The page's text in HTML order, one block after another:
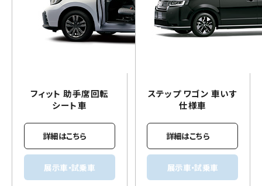
フィット 助手席回転
シート車
詳細はこちら
展示車・試乗車
ステップ ワゴン 車いす
仕様車
詳細はこちら
展示車・試乗車